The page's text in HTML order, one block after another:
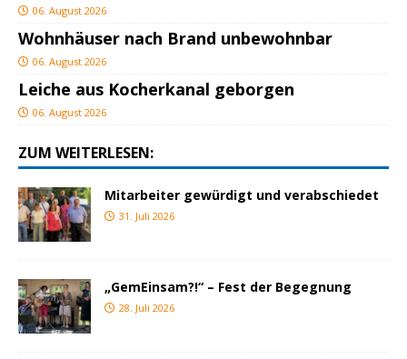
06. August 2026
Wohnhäuser nach Brand unbewohnbar
06. August 2026
Leiche aus Kocherkanal geborgen
06. August 2026
ZUM WEITERLESEN:
Mitarbeiter gewürdigt und verabschiedet
31. Juli 2026
„GemEinsam?!“ – Fest der Begegnung
28. Juli 2026